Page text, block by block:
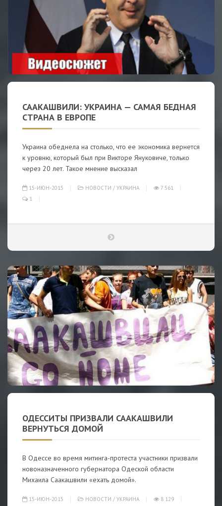
СААКАШВИЛИ: УКРАИНА — САМАЯ БЕДНАЯ
СТРАНА В ЕВРОПЕ
Украина обеднела на столько, что ее экономика вернется
к уровню, который был при Викторе Януковиче, только
через 20 лет. Такое мнение высказал
15-ИЮН-2015 НОВОСТИ / УКРАИНА
7 561
1
ОДЕССИТЫ ПРИЗВАЛИ СААКАШВИЛИ
ВЕРНУТЬСЯ ДОМОЙ
В Одессе во время митинга-протеста участники призвали
новоназначенного губернатора Одеской области
Михаила Саакашвили «ехать домой».
15-ИЮН-2015 НОВОСТИ / УКРАИНА
8 129